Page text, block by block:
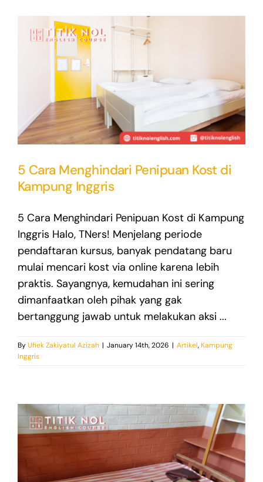
5 Cara Menghindari Penipuan Kost di
Kampung Inggris
5 Cara Menghindari Penipuan Kost di Kampung
Inggris Halo, TNers! Menjelang periode
pendaftaran kursus, banyak pendatang baru
mulai mencari kost via online karena lebih
praktis. Sayangnya, kemudahan ini sering
dimanfaatkan oleh pihak yang gak
bertanggung jawab untuk melakukan aksi ...
ByUfiek Zakiyatul Azizah | January 14th, 2026 | Artikel, Kampung
Inggris